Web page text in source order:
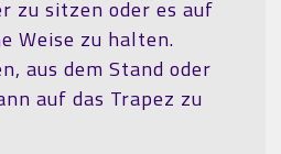
zu sitzen oder es auf
Weise zu halten.
aus dem Stand oder
auf das Trapez zu